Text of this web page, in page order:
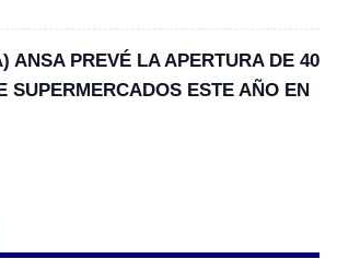
ANSA PREVÉ LA APERTURA DE 40
SUPERMERCADOS ESTE AÑO EN